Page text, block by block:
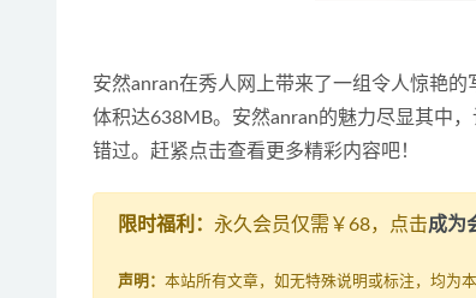
安然anran在秀人网上带来了一组令人惊艳
体积达638MB。安然anran的魅力尽显其中
错过。赶紧点击查看更多精彩内容吧！
限时福利： 永久会员仅需￥68，点击成为
声明： 本站所有文章，如无特殊说明或标注，均为